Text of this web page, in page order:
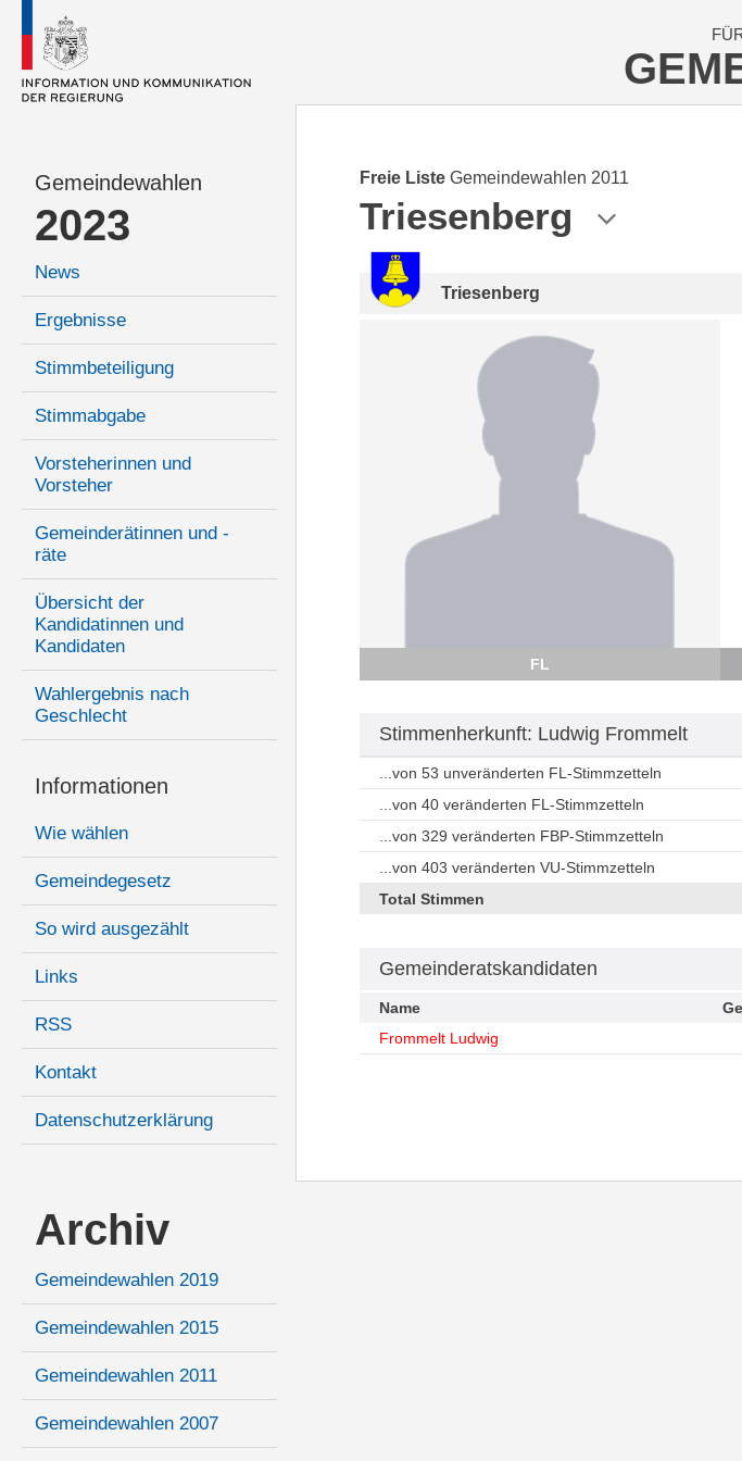
Gemeindewahlen
2023
News
Ergebnisse
Stimmbeteiligung
Stimmabgabe
Vorsteherinnen und
Vorsteher
Gemeinderätinnen und -
räte
Übersicht der
Kandidatinnen und
Kandidaten
Wahlergebnis nach
Geschlecht
Informationen
Wie wählen
Gemeindegesetz
So wird ausgezählt
Links
RSS
Kontakt
Datenschutzerklärung
Archiv
Gemeindewahlen 2019
Gemeindewahlen 2015
Gemeindewahlen 2011
Gemeindewahlen 2007
Freie Liste Gemeindewahlen 2011
Triesenberg
Triesenberg
FL
Stimmenherkunft: Ludwig Frommelt
...von 53 unveränderten FL-Stimmzetteln
...von 40 veränderten FL-Stimmzetteln
...von 329 veränderten FBP-Stimmzetteln
...von 403 veränderten VU-Stimmzetteln
Total Stimmen
Gemeinderatskandidaten
Name
Frommelt Ludwig